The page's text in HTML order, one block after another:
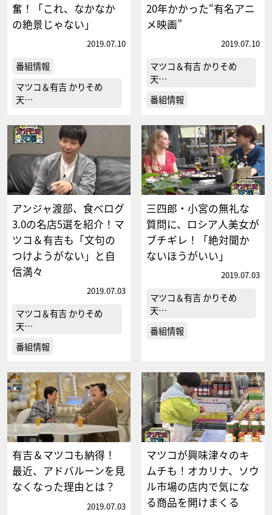
奮！「これ、なかなか
の絶景じゃない」
2019.07.10
番組情報
マツコ＆有吉 かりそめ
天…
20年かかった“有名アニ
メ映画”
2019.07.10
マツコ＆有吉 かりそめ
天…
番組情報
アンジャ渡部、食べログ
3.0の名店5選を紹介！マ
ツコ＆有吉も「文句の
つけようがない」と自
信満々
2019.07.03
マツコ＆有吉 かりそめ
天…
番組情報
三四郎・小宮の無礼な
質問に、ロシア人美女が
ブチギレ！「絶対聞か
ないほうがいい」
2019.07.03
マツコ＆有吉 かりそめ
天…
番組情報
有吉＆マツコも納得！
最近、アドバルーンを見
なくなった理由とは？
2019.07.03
マツコが興味津々のキ
ムチも！オカリナ、ソウ
ル市場の店内で気にな
る商品を開けまくる